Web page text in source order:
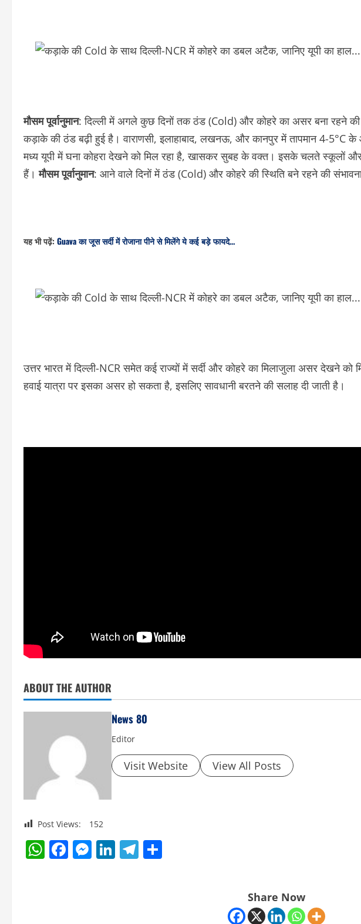
मौसम पूर्वानुमान: दिल्ली में अगले कुछ दिनों तक ठंड (Cold) और कोहरे का असर बना रहने
कड़ाके की ठंड बढ़ी हुई है। वाराणसी, इलाहाबाद, लखनऊ, और कानपुर में तापमान 4-
मध्य यूपी में घना कोहरा देखने को मिल रहा है, खासकर सुबह के वक्त। इसके चलते स्कूलों
हैं।मौसम पूर्वानुमान: आने वाले दिनों में ठंड (Cold) और कोहरे की स्थिति बने रहने की
यह भी पढ़ें: Guava का जूस सर्दी में रोजाना पीने से मिलेंगे ये कई बड़े फायदे…
उत्तर भारत में दिल्ली-NCR समेत कई राज्यों में सर्दी और कोहरे का मिलाजुला असर देखने
हवाई यात्रा पर इसका असर हो सकता है, इसलिए सावधानी बरतने की सलाह दी जाती है।
ABOUT THE AUTHOR
News 80
Editor
Visit Website View All Posts
Post Views: 152
WhatsApp
Facebook
Messenger
LinkedIn
Telegram
Share Now